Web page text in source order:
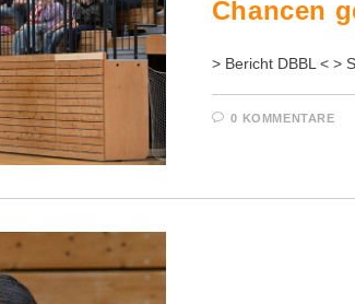
Chancen
> Bericht DBBL < >
0 KOMMENTARE